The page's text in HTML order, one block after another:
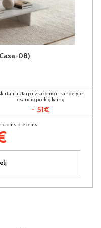
08)
tarp užsakomų ir sandėlyje
esančių prekių kainų
- 51€
prekėms